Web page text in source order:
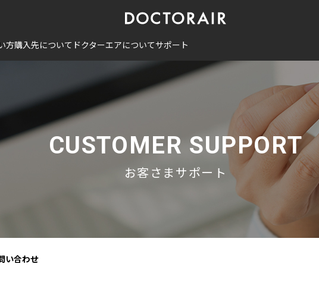
方購入先について ドクターエアについてサポート
CUSTOMER SUPPORT
お客さまサポート
い合わせ